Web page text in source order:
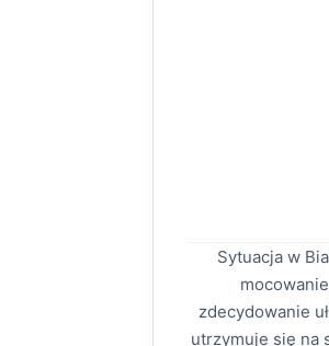
Sytuacja w
zdecydowanie
utrzymuje się na